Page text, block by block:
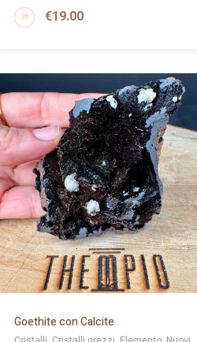
€19.00
AGGIUNGI AL CARRELLO
Goethite con Calcite